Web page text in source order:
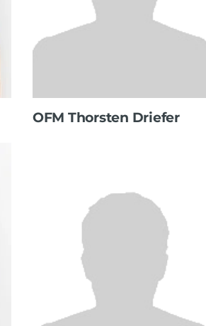
OFM Thorsten Driefer